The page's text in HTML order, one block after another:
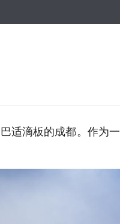
适滴板的成都。作为一